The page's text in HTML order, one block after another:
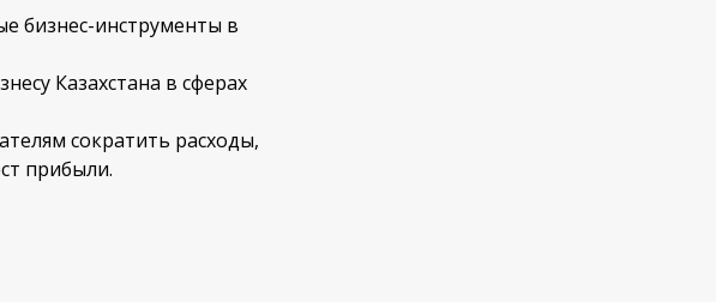
бизнес-инструменты в
Казахстана в сферах
сократить расходы,
прибыли.